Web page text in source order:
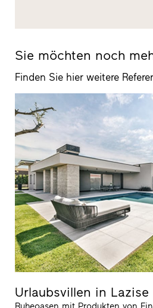
Sie möchten noch
Finden Sie hier weitere
Urlaubsvillen in Lazise